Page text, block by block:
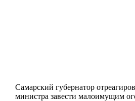
Самарский губернатор
министра завести малоимущим